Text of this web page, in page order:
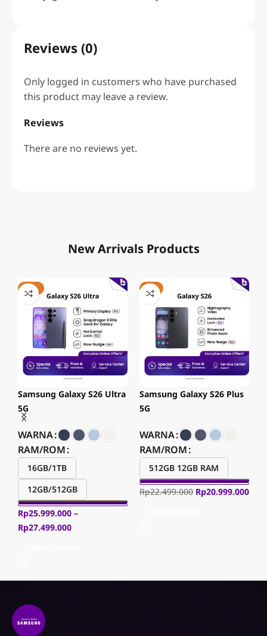
Reviews (0)
Reviews
There are no reviews yet.
Only logged in customers who have purchased
this product may leave a review.
New Arrivals Products
-14%
Samsung Galaxy S26 Ultra
5G
Rp25.999.000 –
Rp27.499.000
WARNA
RAM/ROM
16GB/1TB
12GB/512GB
-7%
Samsung Galaxy S26 Plus
5G
Rp22.499.000 Rp20.999.000
WARNA
RAM/ROM
512GB 12GB RAM